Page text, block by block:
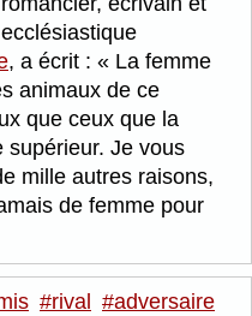
ecclésiastique
, a écrit :
La femme
animaux de ce
que ceux que la
supérieur. Je vous
mille autres raisons,
de femme pour
#rival #adversaire